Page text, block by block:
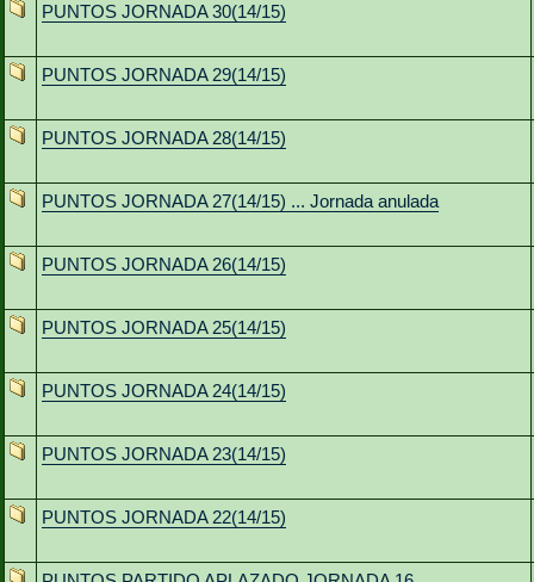
PUNTOS JORNADA 30(14/15)
PUNTOS JORNADA 29(14/15)
PUNTOS JORNADA 28(14/15)
PUNTOS JORNADA 27(14/15) ... Jornada anulada
PUNTOS JORNADA 26(14/15)
PUNTOS JORNADA 25(14/15)
PUNTOS JORNADA 24(14/15)
PUNTOS JORNADA 23(14/15)
PUNTOS JORNADA 22(14/15)